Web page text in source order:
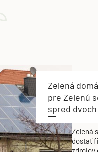
Zelená
pre Zelenú
spred
Zelená
dostať
zdrojov